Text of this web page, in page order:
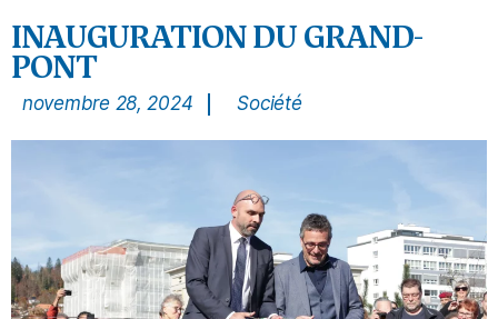
INAUGURATION DU GRAND-
PONT
novembre 28, 2024 Société